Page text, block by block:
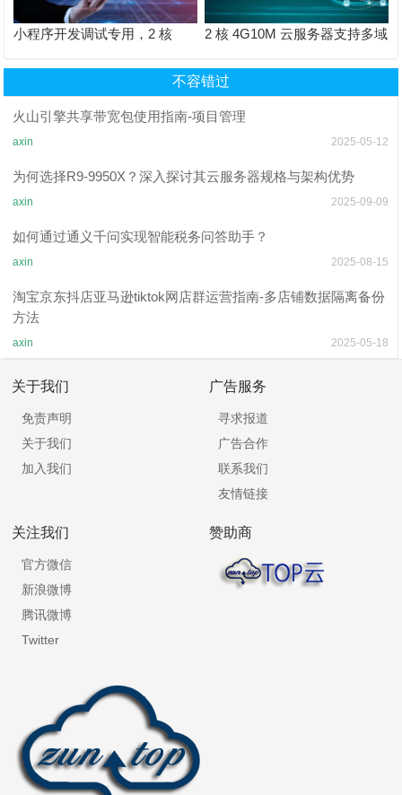
小程序开发调试专用，2 核
2 核 4G10M 云服务器支持多域
站​
不容错过
火山引擎共享带宽包使用指南-项目管理
axin 2025-05-12
为何选择R9-9950X？深入探讨其云服务器规格与架构优势
axin 2025-09-09
如何通过通义千问实现智能税务问答助手？
axin 2025-08-15
淘宝京东抖店亚马逊tiktok网店群运营指南-多店铺数据隔离备份
方法
axin 2025-05-18
关于我们
免责声明
关于我们
加入我们
广告服务
寻求报道
广告合作
联系我们
友情链接
关注我们
官方微信
新浪微博
腾讯微博
Twitter
赞助商